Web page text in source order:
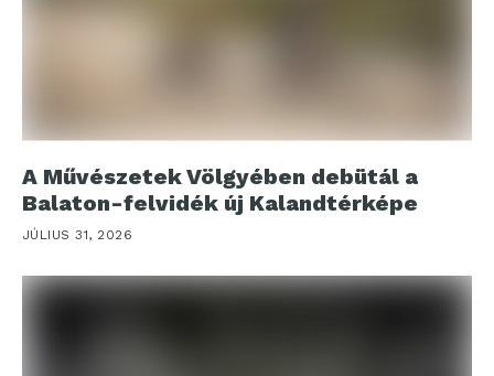
A Művészetek Völgyében debütál a
Balaton-felvidék új Kalandtérképe
JÚLIUS 31, 2026